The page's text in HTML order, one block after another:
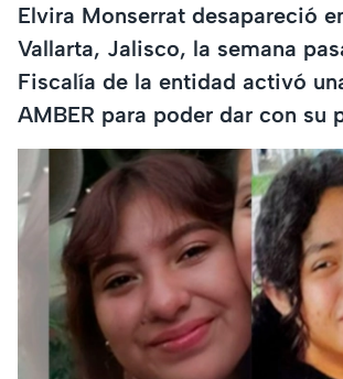
Elvira Monserrat desapareció
Vallarta, Jalisco, la semana
Fiscalía de la entidad activó
AMBER para poder dar con su